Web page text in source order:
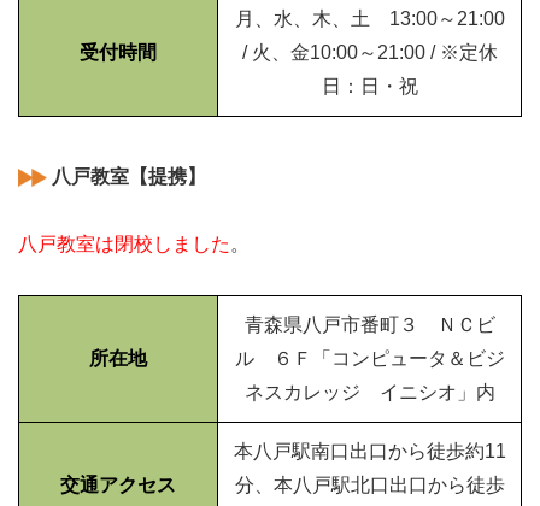
受付時間
月、水、木、土 13:00～21:00
/ 火、金10:00～21:00 / ※定休
日：日・祝
八戸教室【提携】
八戸教室は閉校しました 。
所在地
青森県八戸市番町３ ＮＣビ
ル ６Ｆ「コンピュータ＆ビジ
ネスカレッジ イニシオ」内
交通アクセス
本八戸駅南口出口から徒歩約11
分、本八戸駅北口出口から徒歩